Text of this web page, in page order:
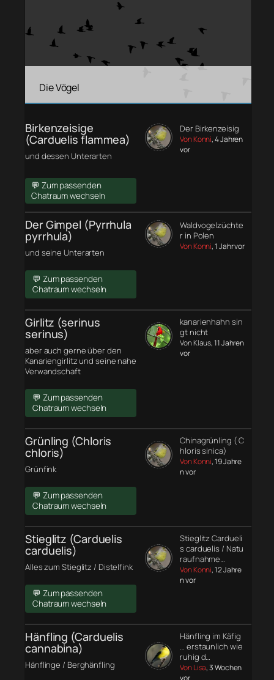
Die Vögel
Birkenzeisige
(Carduelis flammea)
und dessen Unterarten
💬 Zum passenden
Chatraum wechseln
Der Birkenzeisig
Von Konni, 4 Jahren
vor
Der Gimpel (Pyrrhula
pyrrhula)
und seine Unterarten
💬 Zum passenden
Chatraum wechseln
Waldvogelzüchte
r in Polen
Von Konni, 1 Jahr vor
Girlitz (serinus
serinus)
aber auch gerne über den
Kanariengirlitz und seine nahe
Verwandschaft
💬 Zum passenden
Chatraum wechseln
kanarienhahn sin
gt nicht
Von Klaus, 11 Jahren
vor
Grünling (Chloris
chloris)
Grünfink
💬 Zum passenden
Chatraum wechseln
Chinagrünling ( C
hloris sinica)
Von Konni, 19 Jahre
n vor
Stieglitz (Carduelis
carduelis)
Alles zum Stieglitz / Distelfink
💬 Zum passenden
Chatraum wechseln
Stieglitz Cardueli
s carduelis / Natu
raufnahme…
Von Konni, 12 Jahre
n vor
Hänfling (Carduelis
cannabina)
Hänflinge / Berghänfling
Hänfling im Käfig
… erstaunlich wie
ruhig d…
Von Lisa, 3 Wochen